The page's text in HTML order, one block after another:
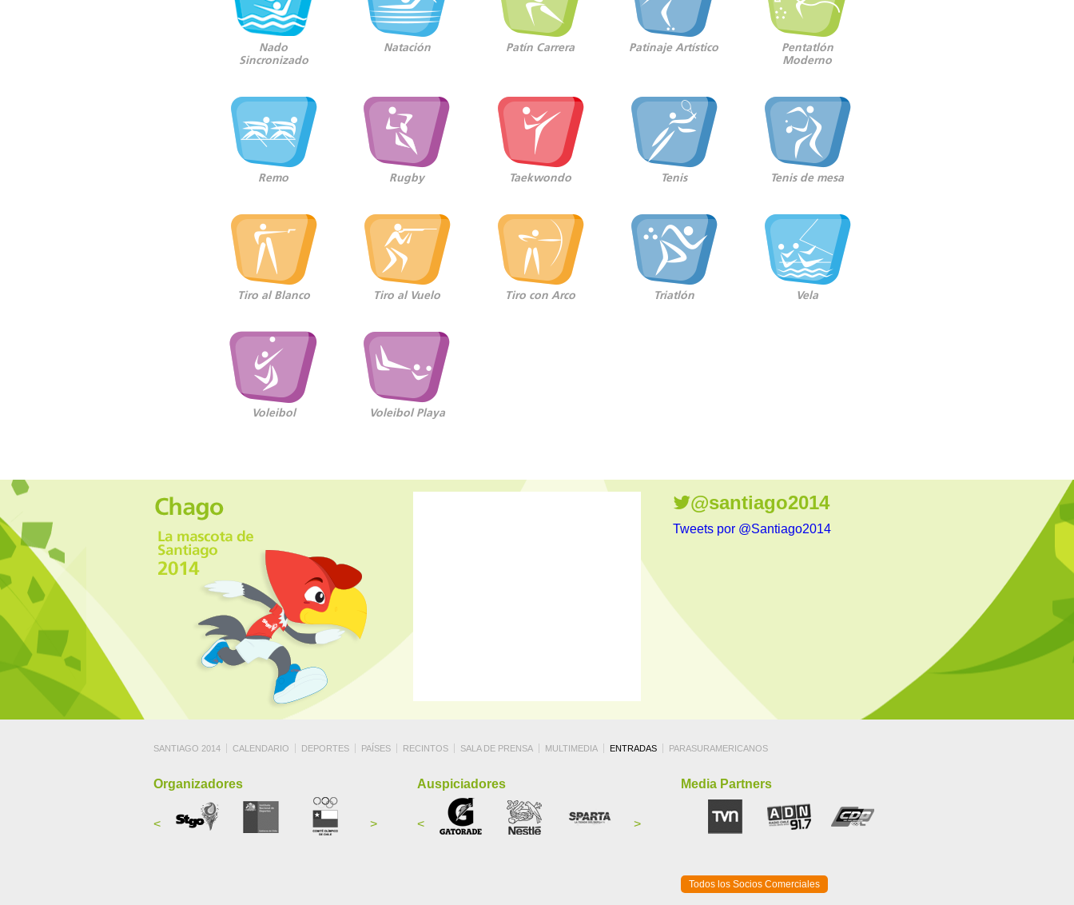
Nado
Sincronizado
Natación Patín Carrera Patinaje Artístico
Pentatlón
Moderno
Remo Rugby Taekwondo Tenis Tenis de mesa
Tiro al Blanco Tiro al Vuelo Tiro con Arco Triatlón Vela
Voleibol Voleibol Playa
@santiago2014
Tweets por @Santiago2014
SANTIAGO 2014 CALENDARIO DEPORTES PAÍSES RECINTOS SALA DE PRENSA MULTIMEDIA ENTRADAS PARASURAMERICANOS
Organizadores
< >
Auspiciadores
< >
Media Partners
Todos los Socios Comerciales